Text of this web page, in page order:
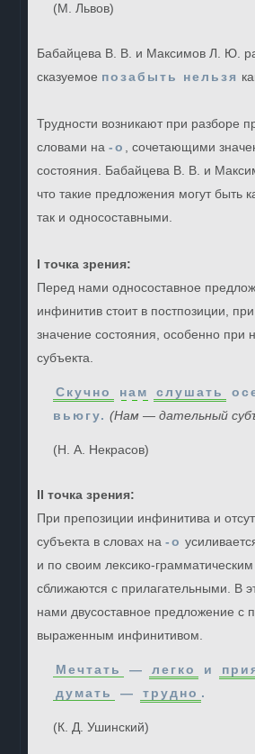
(М. Львов)
Бабайцева В. В. и Максимов Л. Ю.
сказуемое позабыть нельзя
Трудности возникают при разборе
словами на-о
, сочетающими
состояния. Бабайцева В. В. и
что такие предложения могут быть
так и односоставными.
I точка зрения:
Перед нами односоставное
инфинитив стоит в постпозиции,
значение состояния, особенно при
субъекта.
Скучно нам слушать
вьюгу. (Нам — дательный
(Н. А. Некрасов)
II точка зрения:
При препозиции инфинитива и
субъекта в словах на-о
и по своим лексико-
сближаются с прилагательными. В
нами двусоставное предложение с
выраженным инфинитивом.
Мечтать — легко и
думать
— трудно .
(К. Д. Ушинский)